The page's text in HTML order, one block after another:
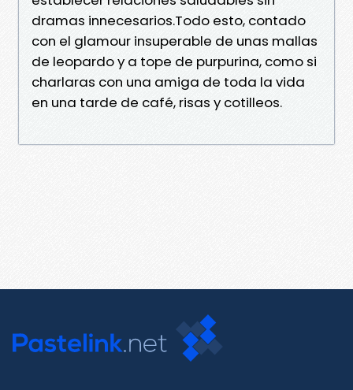
dramas innecesarios.Todo esto, contado
con el glamour insuperable de unas mallas
de leopardo y a tope de purpurina, como si
charlaras con una amiga de toda la vida
en una tarde de café, risas y cotilleos.